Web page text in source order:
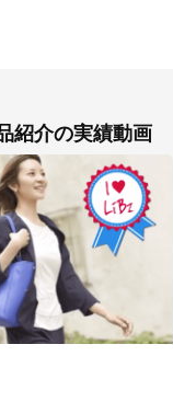
紹介の実績動画